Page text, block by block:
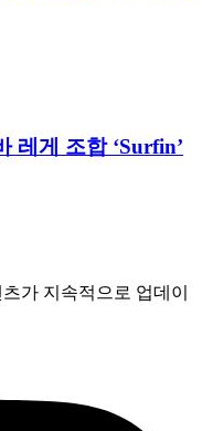
레게 조합 ‘Surfin’
가 지속적으로 업데이